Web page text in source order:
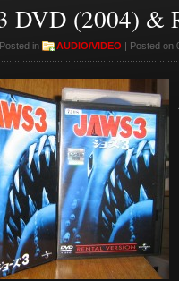
DVD (2004) &
in AUDIO/VIDEO | Posted on